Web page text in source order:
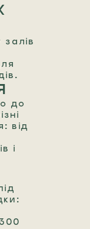
до
від
і